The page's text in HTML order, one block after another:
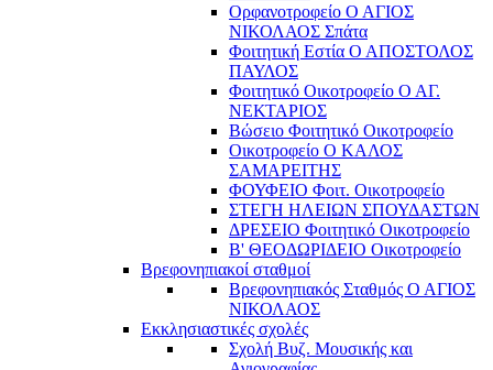
Ορφανοτροφείο Ο ΑΓΙΟΣ
ΝΙΚΟΛΑΟΣ Σπάτα
Φοιτητική Εστία Ο ΑΠΟΣΤΟΛΟΣ
ΠΑΥΛΟΣ
Φοιτητικό Οικοτροφείο Ο ΑΓ.
ΝΕΚΤΑΡΙΟΣ
Βώσειο Φοιτητικό Οικοτροφείο
Οικοτροφείο Ο ΚΑΛΟΣ
ΣΑΜΑΡΕΙΤΗΣ
ΦΟΥΦΕΙΟ Φοιτ. Οικοτροφείο
ΣΤΕΓΗ ΗΛΕΙΩΝ ΣΠΟΥΔΑΣΤΩΝ
ΔΡΕΣΕΙΟ Φοιτητικό Οικοτροφείο
Β' ΘΕΟΔΩΡΙΔΕΙΟ Οικοτροφείο
Βρεφονηπιακοί σταθμοί
Βρεφονηπιακός Σταθμός Ο ΑΓΙΟΣ
ΝΙΚΟΛΑΟΣ
Εκκλησιαστικές σχολές
Σχολή Βυζ. Μουσικής και